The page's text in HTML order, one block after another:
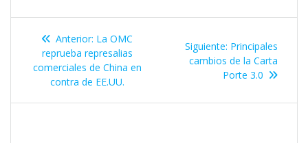
Navegación
de
entradas
Anterior: Entrada
anterior:
La OMC
reprueba represalias
comerciales de China en
contra de EE.UU.
Siguiente: Entrada
siguiente:
Principales
cambios de la Carta
Porte 3.0